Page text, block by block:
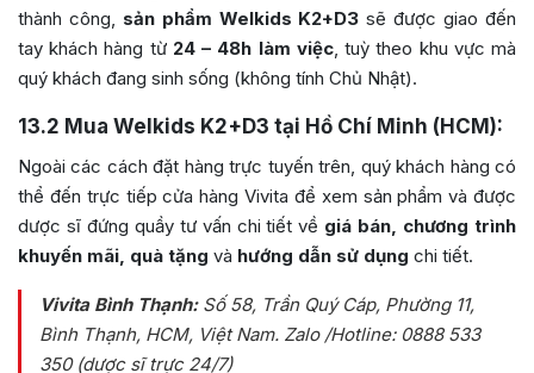
thành công, sản phẩm Welkids K2+D3 sẽ được giao đến
tay khách hàng từ 24 – 48h làm việc, tuỳ theo khu vực mà
quý khách đang sinh sống (không tính Chủ Nhật).
13.2 Mua Welkids K2+D3 tại Hồ Chí Minh (HCM):
Ngoài các cách đặt hàng trực tuyến trên, quý khách hàng có
thể đến trực tiếp cửa hàng Vivita để xem sản phẩm và được
dược sĩ đứng quầy tư vấn chi tiết về giá bán, chương trình
khuyến mãi, quà tặng và hướng dẫn sử dụng chi tiết.
Vivita Bình Thạnh:Số 58, Trần Quý Cáp, Phường 11,
Bình Thạnh, HCM, Việt Nam. Zalo /Hotline: 0888 533
350 (dược sĩ trực 24/7)